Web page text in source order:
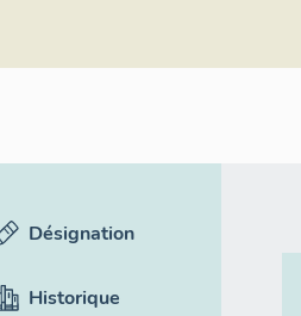
Désignation
Historique